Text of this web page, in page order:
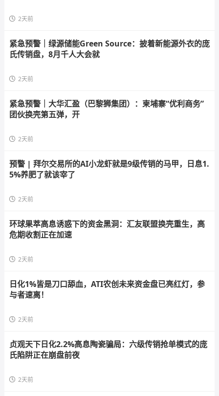
2天前
紧急预警｜绿源储能Green Source：披着新能源外衣的庞
氏传销盘，8月千人大会就
2天前
紧急预警｜大华汇盈（巴黎狮集团）：柬埔寨“优利商务”
团伙换壳第五弹，开
2天前
预警 | 拜尔交易所的AI小龙虾就是9级传销的马甲，日息1.
5%养肥了就该宰了
2天前
环球果萃高息诱惑下的资金黑洞：汇友联盟换壳重生，高
危期收割正在加速
2天前
日化1%皆是刀口舔血，ATI农创未来资金盘已亮红灯，参
与者速离！
2天前
贞观天下日化2.2%高息陶瓷骗局：六级传销抢单模式的庞
氏陷阱正在崩盘前夜
2天前